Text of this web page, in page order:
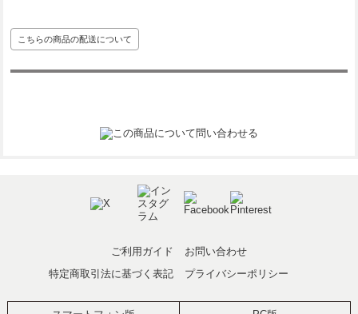
こちらの商品の配送について
ご利用ガイド
お問い合わせ
特定商取引法に基づく表記
プライバシーポリシー